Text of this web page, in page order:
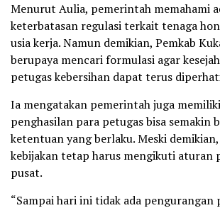
Menurut Aulia, pemerintah memahami
keterbatasan regulasi terkait tenaga
usia kerja. Namun demikian, Pemkab
berupaya mencari formulasi agar
petugas kebersihan dapat terus
Ia mengatakan pemerintah juga
penghasilan para petugas bisa semakin
ketentuan yang berlaku. Meski
kebijakan tetap harus mengikuti aturan
pusat.
“Sampai hari ini tidak ada pengurangan